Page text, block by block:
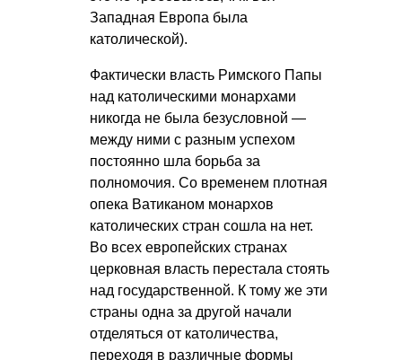
Западная Европа была
католической).
Фактически власть Римского Папы
над католическими монархами
никогда не была безусловной —
между ними с разным успехом
постоянно шла борьба за
полномочия. Со временем плотная
опека Ватиканом монархов
католических стран сошла на нет.
Во всех европейских странах
церковная власть перестала стоять
над государственной. К тому же эти
страны одна за другой начали
отделяться от католичества,
переходя в различные формы